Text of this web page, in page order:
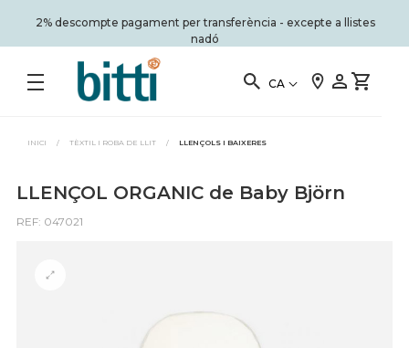
2% descompte pagament per transferència - excepte a llistes
nadó
CA
INICI / TÈXTIL I ROBA DE LLIT / LLENÇOLS I BAIXERES
LLENÇOL ORGANIC de Baby Björn
REF: 047021